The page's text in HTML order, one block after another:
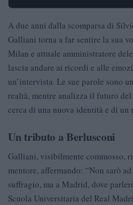
A due anni dalla scomparsa di
Galliani torna a far sentire la sua
Milan e attuale amministratore
lascia andare ai ricordi e alle
un’intervista. Le sue parole sono
realtà, mentre analizza il futuro
cerca di una nuova identità e di
Un tributo a Berlusconi
Galliani, visibilmente commosso,
mentore, affermando: “Non sarò
suffragio, ma a Madrid, dove
Scuola Universitaria del Real